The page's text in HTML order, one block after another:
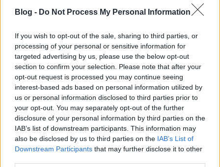
Blog - Do Not Process My Personal Information
If you wish to opt-out of the sale, sharing to third parties, or
processing of your personal or sensitive information for
targeted advertising by us, please use the below opt-out
section to confirm your selection. Please note that after your
opt-out request is processed you may continue seeing
interest-based ads based on personal information utilized by
us or personal information disclosed to third parties prior to
your opt-out. You may separately opt-out of the further
disclosure of your personal information by third parties on the
IAB’s list of downstream participants. This information may
also be disclosed by us to third parties on the IAB’s List of
Downstream Participants that may further disclose it to other
további magyar hangok:
Márton, Hám Bertalan, Hannus Zoltán, Király
Adrián, Kiss László, Martin Adél, Pál Dániel Máté,
Papucsek Vilmos, Sörös Miklós, Szrna Krisztián,
Téglás Judit
a magyar változat munkatársai:
főcím: Bognár Tamás
magyar szöveg: Pataricza Eszter
hangmérnök: Illés Gergely
vágó: Simkóné Varga Erzsébet
gyártásvezető: Kincses Tamás
szinkronrendező: Nikodém Zsigmond